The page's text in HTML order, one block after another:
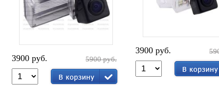
3900 руб. 5900 руб.
3900 руб.